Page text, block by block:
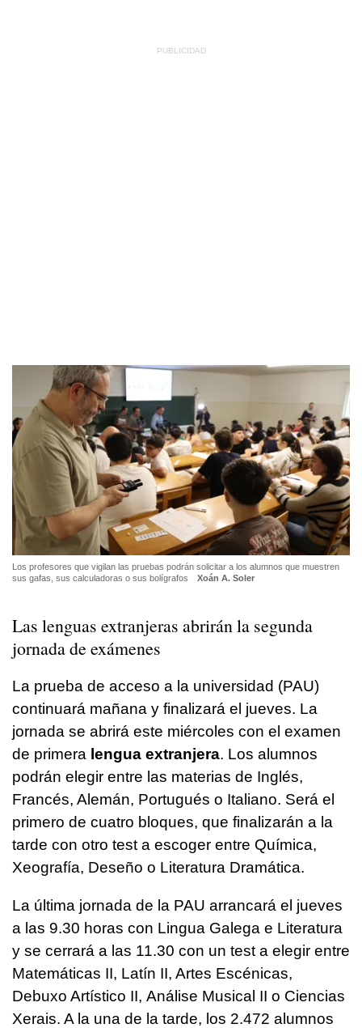
Los profesores que vigilan las pruebas podrán solicitar a los alumnos que muestren
sus gafas, sus calculadoras o sus bolígrafos
Xoán A. Soler
Las lenguas extranjeras abrirán la segunda
jornada de exámenes
La prueba de acceso a la universidad (PAU)
continuará mañana y finalizará el jueves. La
jornada se abrirá este miércoles con el examen
de primera lengua extranjera. Los alumnos
podrán elegir entre las materias de Inglés,
Francés, Alemán, Portugués o Italiano. Será el
primero de cuatro bloques, que finalizarán a la
tarde con otro test a escoger entre Química,
Xeografía, Deseño o Literatura Dramática.
La última jornada de la PAU arrancará el jueves
a las 9.30 horas con Lingua Galega e Literatura
y se cerrará a las 11.30 con un test a elegir entre
Matemáticas II, Latín II, Artes Escénicas,
Debuxo Artístico II, Análise Musical II o Ciencias
Xerais. A la una de la tarde, los 2.472 alumnos